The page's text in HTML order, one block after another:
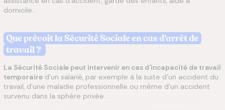
domicile…
Que prévoit la Sécurité Sociale en cas d’arrêt de
travail ?
La Sécurité Sociale peut intervenir en cas d’incapacité de travail
temporaire d’un salarié, par exemple à la suite d’un accident du
travail, d’une maladie professionnelle ou même d’un accident
survenu dans la sphère privée.